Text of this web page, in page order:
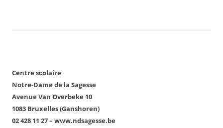
Centre scolaire
Notre-Dame de la Sagesse
Avenue Van Overbeke 10
1083 Bruxelles (Ganshoren)
02 428 11 27 – www.ndsagesse.be